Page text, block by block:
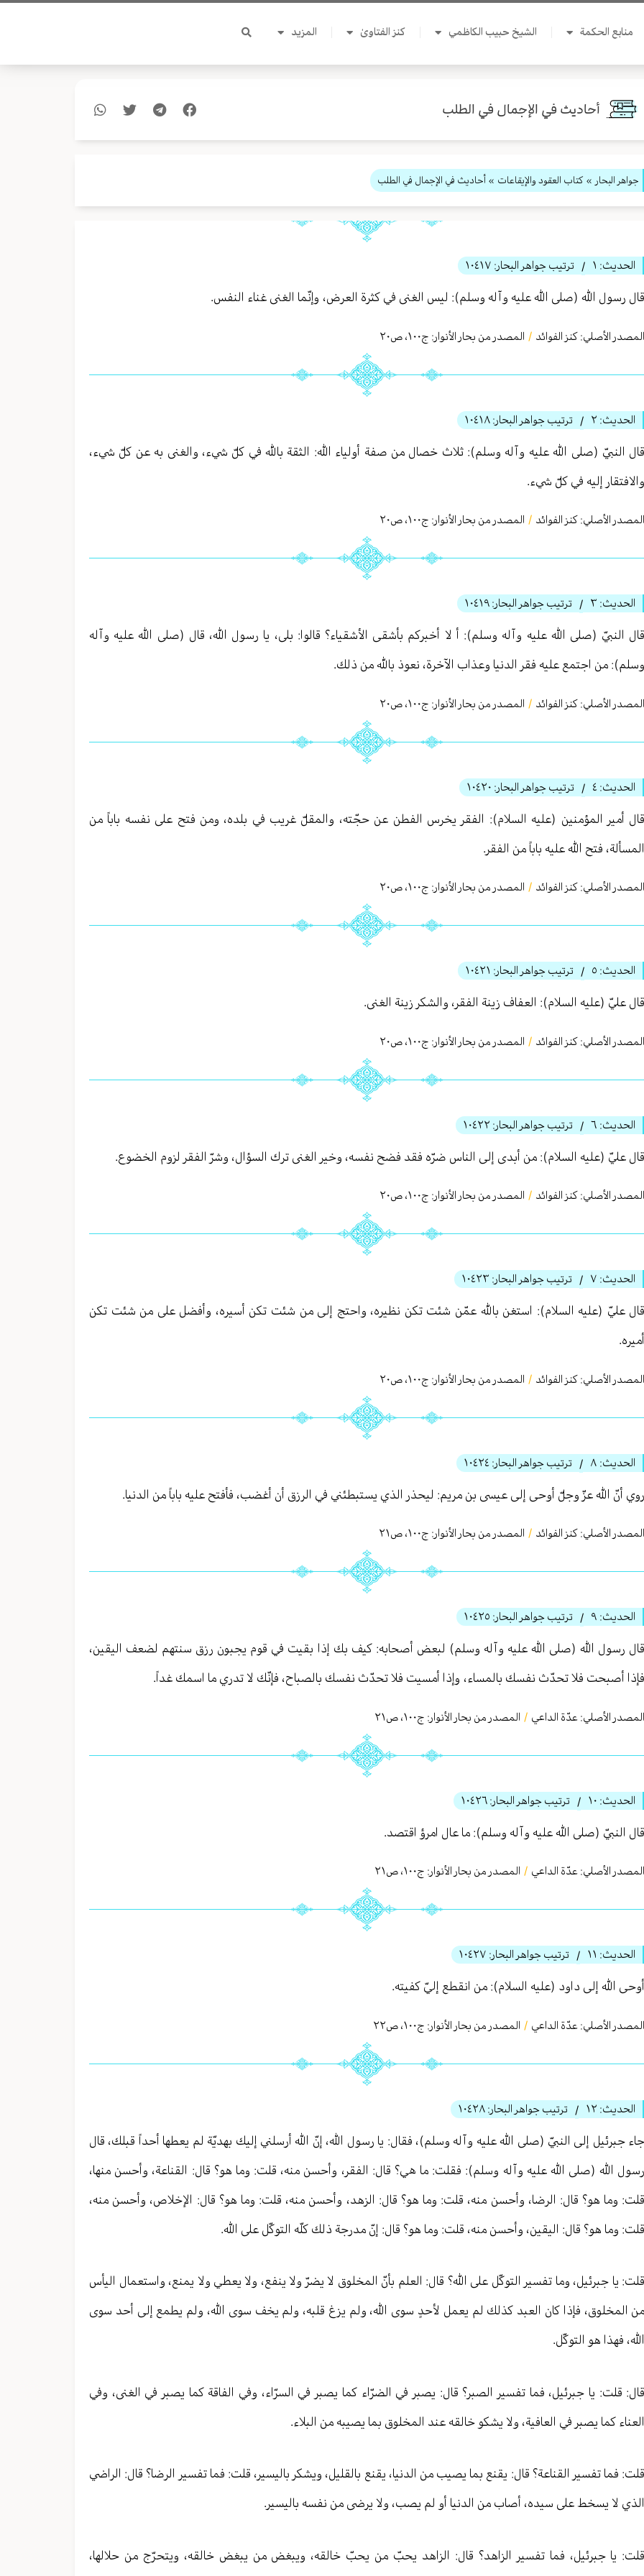
منابع الحكمة الشيخ حبيب الكاظمي كنز الفتاوىٰ المزيد
أحاديث في الإجمال في الطلب
جواهر البحار » كتاب العقود والإيقاعات » أحاديث في الإجمال في الطلب
الحديث: ١ / ترتيب جواهر البحار: ١٠٤١٧
قال رسول الله (صلى الله عليه وآله وسلم): ليس الغنى في كثرة العرض، وإنّما الغنى غناء النفس.
المصدر الأصلي: كنز الفوائد / المصدر من بحار الأنوار: ج١٠٠، ص٢٠
الحديث: ٢ / ترتيب جواهر البحار: ١٠٤١٨
قال النبيّ (صلى الله عليه وآله وسلم): ثلاث خصال من صفة أولياء الله: الثقة بالله في كلّ شيء، والغنى به عن كلّ شيء،
والافتقار إليه في كلّ شيء.
المصدر الأصلي: كنز الفوائد / المصدر من بحار الأنوار: ج١٠٠، ص٢٠
الحديث: ٣ / ترتيب جواهر البحار: ١٠٤١٩
قال النبيّ (صلى الله عليه وآله وسلم): أ لا أخبركم بأشقى الأشقياء؟ قالوا: بلى، يا رسول الله، قال (صلى الله عليه وآله
وسلم): من اجتمع عليه فقر الدنيا وعذاب الآخرة، نعوذ بالله من ذلك.
المصدر الأصلي: كنز الفوائد / المصدر من بحار الأنوار: ج١٠٠، ص٢٠
الحديث: ٤ / ترتيب جواهر البحار: ١٠٤٢٠
قال أمير المؤمنين (عليه السلام): الفقر يخرس الفطن عن حجّته، والمقلّ غريب في بلده، ومن فتح على نفسه باباً من
المسألة، فتح الله عليه باباً من الفقر.
المصدر الأصلي: كنز الفوائد / المصدر من بحار الأنوار: ج١٠٠، ص٢٠
الحديث: ٥ / ترتيب جواهر البحار: ١٠٤٢١
قال عليّ (عليه السلام): العفاف زينة الفقر، والشكر زينة الغنى.
المصدر الأصلي: كنز الفوائد / المصدر من بحار الأنوار: ج١٠٠، ص٢٠
الحديث: ٦ / ترتيب جواهر البحار: ١٠٤٢٢
قال عليّ (عليه السلام): من أبدى إلى الناس ضرّه فقد فضح نفسه، وخير الغنى ترك السؤال، وشرّ الفقر لزوم الخضوع.
المصدر الأصلي: كنز الفوائد / المصدر من بحار الأنوار: ج١٠٠، ص٢٠
الحديث: ٧ / ترتيب جواهر البحار: ١٠٤٢٣
قال عليّ (عليه السلام): استغن بالله عمّن شئت تكن نظيره، واحتج إلى من شئت تكن أسيره، وأفضل على من شئت تكن
أميره.
المصدر الأصلي: كنز الفوائد / المصدر من بحار الأنوار: ج١٠٠، ص٢٠
الحديث: ٨ / ترتيب جواهر البحار: ١٠٤٢٤
روي أنّ الله عزّ وجلّ أوحى إلى عيسى بن مريم: ليحذر الذي يستبطئني في الرزق أن أغضب، فأفتح عليه باباً من الدنيا.
المصدر الأصلي: كنز الفوائد / المصدر من بحار الأنوار: ج١٠٠، ص٢١
الحديث: ٩ / ترتيب جواهر البحار: ١٠٤٢٥
قال رسول الله (صلى الله عليه وآله وسلم) لبعض أصحابه: كيف بك إذا بقيت في قوم يجبون رزق سنتهم لضعف اليقين،
فإذا أصبحت فلا تحدّث نفسك بالمساء، وإذا أمسيت فلا تحدّث نفسك بالصباح، فإنّك لا تدري ما اسمك غداً.
المصدر الأصلي: عدّة الداعي / المصدر من بحار الأنوار: ج١٠٠، ص٢١
الحديث: ١٠ / ترتيب جواهر البحار: ١٠٤٢٦
قال النبيّ (صلى الله عليه وآله وسلم): ما عال امرؤ اقتصد.
المصدر الأصلي: عدّة الداعي / المصدر من بحار الأنوار: ج١٠٠، ص٢١
الحديث: ١١ / ترتيب جواهر البحار: ١٠٤٢٧
أوحى الله إلى داود (عليه السلام): من انقطع إليّ كفيته.
المصدر الأصلي: عدّة الداعي / المصدر من بحار الأنوار: ج١٠٠، ص٢٢
الحديث: ١٢ / ترتيب جواهر البحار: ١٠٤٢٨
جاء جبرئيل إلى النبيّ (صلى الله عليه وآله وسلم)، فقال: يا رسول الله، إنّ الله أرسلني إليك بهديّة لم يعطها أحداً قبلك، قال
رسول الله (صلى الله عليه وآله وسلم): فقلت: ما هي؟ قال: الفقر، وأحسن منه، قلت: وما هو؟ قال: القناعة، وأحسن منها،
قلت: وما هو؟ قال: الرضا، وأحسن منه، قلت: وما هو؟ قال: الزهد، وأحسن منه، قلت: وما هو؟ قال: الإخلاص، وأحسن منه،
قلت: وما هو؟ قال: اليقين، وأحسن منه، قلت: وما هو؟ قال: إنّ مدرجة ذلك كلّه التوكّل على الله.
قلت: يا جبرئيل، وما تفسير التوكّل على الله؟ قال: العلم بأنّ المخلوق لا يضرّ ولا ينفع، ولا يعطي ولا يمنع، واستعمال اليأس
من المخلوق، فإذا كان العبد كذلك لم يعمل لأحدٍ سوى الله، ولم يزغ قلبه، ولم يخف سوى الله، ولم يطمع إلى أحد سوى
الله، فهذا هو التوكّل.
قال: قلت: يا جبرئيل، فما تفسير الصبر؟ قال: يصبر في الضرّاء كما يصبر في السرّاء، وفي الفاقة كما يصبر في الغنى، وفي
العناء كما يصبر في العافية، ولا يشكو خالقه عند المخلوق بما يصيبه من البلاء.
قلت: فما تفسير القناعة؟ قال: يقنع بما يصيب من الدنيا، يقنع بالقليل، ويشكر باليسير، قلت: فما تفسير الرضا؟ قال: الراضي
الذي لا يسخط على سيده، أصاب من الدنيا أو لم يصب، ولا يرضى من نفسه باليسير.
قلت: يا جبرئيل، فما تفسير الزاهد؟ قال: الزاهد يحبّ من يحبّ خالقه، ويبغض من يبغض خالقه، ويتحرّج من حلالها،